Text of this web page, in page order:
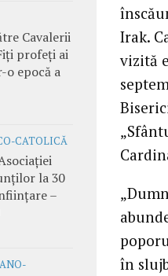
Irak.
vizită
în
Cavalerii
profeți ai
epocă a
CATOLICĂ
la 30
–